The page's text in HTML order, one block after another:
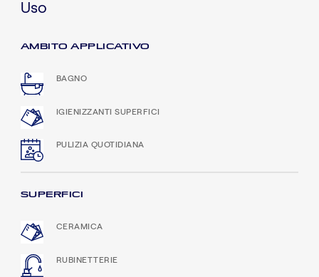
Uso
AMBITO APPLICATIVO
BAGNO
IGIENIZZANTI SUPERFICI
PULIZIA QUOTIDIANA
SUPERFICI
CERAMICA
RUBINETTERIE